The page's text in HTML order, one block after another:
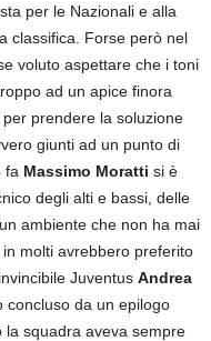
per le Nazionali e alla
classifica. Forse però nel
voluto aspettare che i toni
ad un apice finora
prendere la soluzione
giunti ad un punto di
fa Massimo Moratti si è
degli alti e bassi, delle
ambiente che non ha mai
molti avrebbero preferito
Juventus Andrea
concluso da un epilogo
squadra aveva sempre